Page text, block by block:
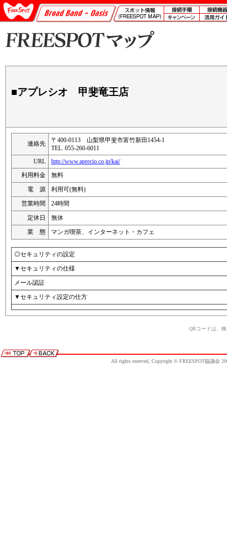
■アプレシオ 甲斐竜王店
連絡先
〒400-0113 山梨県甲斐市富竹新田1454-1
TEL. 055-260-6011
URL
http://www.aprecio.co.jp/kai/
利用料金
無料
電 源
利用可(無料)
営業時間
24時間
定休日
無休
業 態
マンガ喫茶、インターネット・カフェ
◎セキュリティの設定
▼セキュリティの仕様
メール認証
▼セキュリティ設定の仕方
QRコードは、
All rights reserved, Copyright © FREESPOT協議会